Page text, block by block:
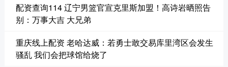
配资查询114 辽宁男篮官宣克里斯加盟！高诗岩晒照告
别：万事大吉 大兄弟
重庆线上配资 老哈达威：若勇士敢交易库里湾区会发生
骚乱 我们会把球馆给烧了